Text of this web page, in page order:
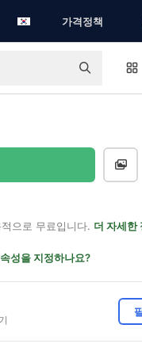
가격정책
으로 무료입니다. 더 자세한
성을 지정하나요?